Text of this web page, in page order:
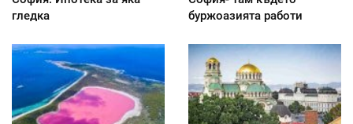
гледка
буржоазията работи